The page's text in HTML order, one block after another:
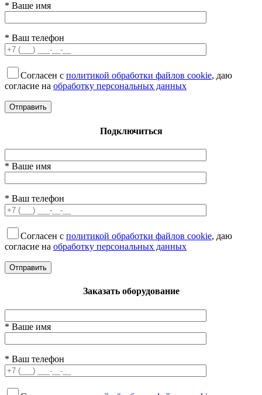
* Ваше имя
* Ваш телефон
Согласен с политикой обработки файлов cookie, даю
согласие на обработку персональных данных
Подключиться
* Ваше имя
* Ваш телефон
Согласен с политикой обработки файлов cookie, даю
согласие на обработку персональных данных
Заказать оборудование
* Ваше имя
* Ваш телефон